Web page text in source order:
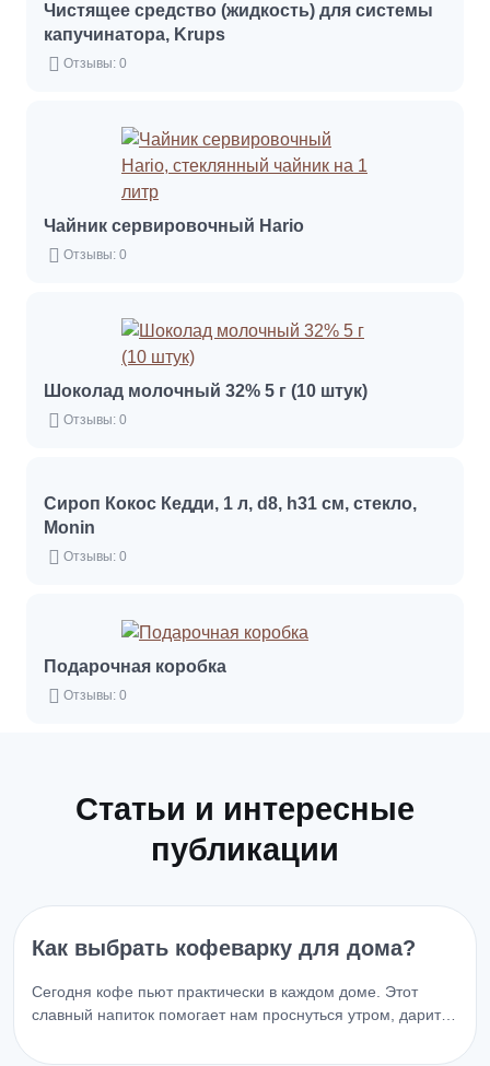
Чистящее средство (жидкость) для системы
капучинатора, Krups
Отзывы: 0
Чайник сервировочный Hario
Отзывы: 0
Шоколад молочный 32% 5 г (10 штук)
Отзывы: 0
Сироп Кокос Кедди, 1 л, d8, h31 см, стекло,
Monin
Отзывы: 0
Подарочная коробка
Отзывы: 0
Статьи и интересные
публикации
Как выбрать кофеварку для дома?
Сегодня кофе пьют практически в каждом доме. Этот
славный напиток помогает нам проснуться утром, дарит…